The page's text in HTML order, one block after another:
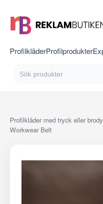
ProfilkläderProfilprodukter
Profilkläder med tryck eller
Workwear Belt